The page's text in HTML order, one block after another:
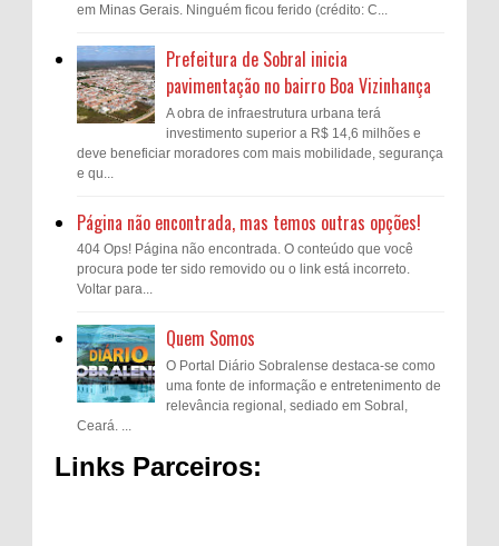
em Minas Gerais. Ninguém ficou ferido (crédito: C...
Prefeitura de Sobral inicia
pavimentação no bairro Boa Vizinhança
A obra de infraestrutura urbana terá
investimento superior a R$ 14,6 milhões e
deve beneficiar moradores com mais mobilidade, segurança
e qu...
Página não encontrada, mas temos outras opções!
404 Ops! Página não encontrada. O conteúdo que você
procura pode ter sido removido ou o link está incorreto.
Voltar para...
Quem Somos
O Portal Diário Sobralense destaca-se como
uma fonte de informação e entretenimento de
relevância regional, sediado em Sobral,
Ceará. ...
Links Parceiros: